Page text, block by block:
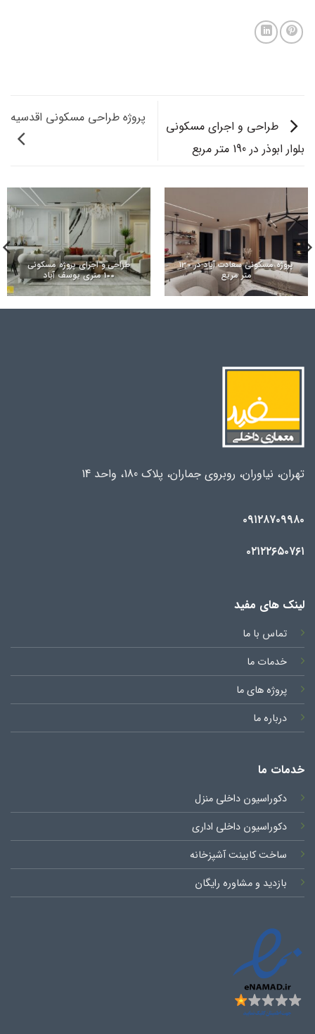
طراحی و اجرای مسکونی
بلوار ابوذر در 190 متر مربع
پروژه طراحی مسکونی اقدسیه
پروژه مسکونی سعادت آباد در 130
متر مریع
طراحی و اجرای پروژه مسکونی
100 متری یوسف آباد
تهران، نیاوران، روبروی جماران، پلاک 180، واحد 14
۰۹۱۲۸۷۰۹۹۸۰
۰۲۱۲۲۶۵۰۷۶۱
لینک های مفید
تماس با ما
خدمات ما
پروژه های ما
درباره ما
خدمات ما
دکوراسیون داخلی منزل
دکوراسیون داخلی اداری
ساخت کابینت آشپزخانه
بازدید و مشاوره رایگان